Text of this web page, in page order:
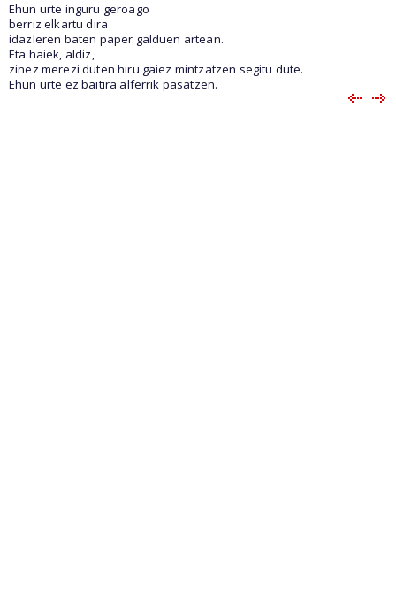
Ehun urte inguru geroago
berriz elkartu dira
idazleren baten paper galduen artean.
Eta haiek, aldiz,
zinez merezi duten hiru gaiez mintzatzen segitu dute.
Ehun urte ez baitira alferrik pasatzen.